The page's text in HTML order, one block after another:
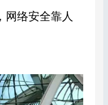
网络安全靠人